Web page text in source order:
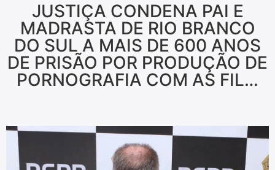
JUSTIÇA CONDENA PAI E
MADRASTA DE RIO BRANCO
DO SUL A MAIS DE 600 ANOS
DE PRISÃO POR PRODUÇÃO DE
PORNOGRAFIA COM AS FIL…